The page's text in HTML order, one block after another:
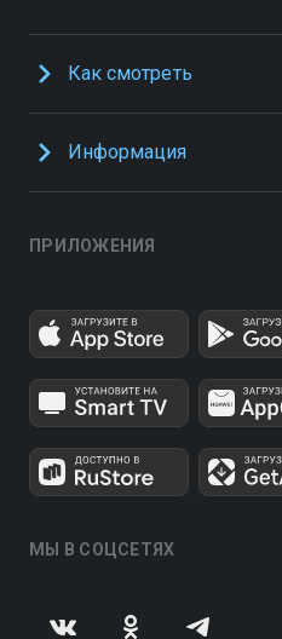
Как смотреть
Информация
ПРИЛОЖЕНИЯ
МЫ В СОЦСЕТЯХ